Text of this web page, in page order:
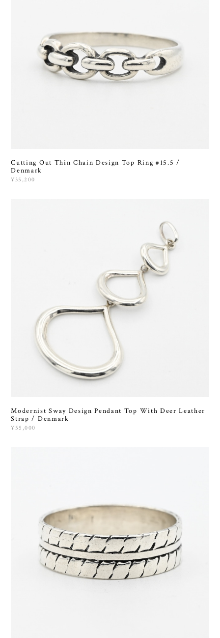
Cutting Out Thin Chain Design Top Ring #15.5 /
Denmark
¥35,200
Modernist Sway Design Pendant Top With Deer Leather
Strap / Denmark
¥55,000